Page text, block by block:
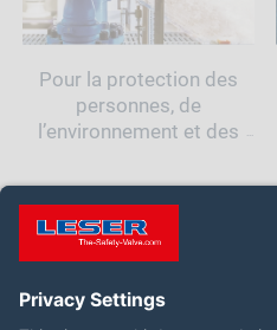
Pour la protection des
personnes, de
l’environnement et des
'entreprise